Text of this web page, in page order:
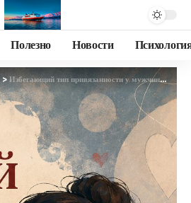
Полезно Новости
> Избегающий тип привязанности у мужчины и женщины: признаки, причины и как строить отношения